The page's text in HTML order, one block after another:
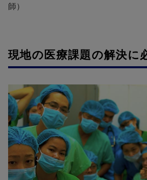
師）
現地の医療課題の解決に